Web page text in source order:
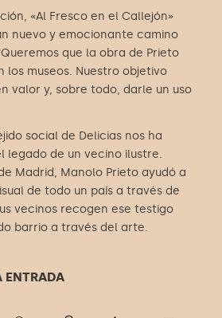
«Al Fresco en el Callejón»
nuevo y emocionante camino
que la obra de Prieto
los museos. Nuestro objetivo
valor y, sobre todo, darle un uso
social de Delicias nos ha
legado de un vecino ilustre.
Madrid, Manolo Prieto ayudó a
de todo un país a través de
vecinos recogen ese testigo
barrio a través del arte.
ENTRADA